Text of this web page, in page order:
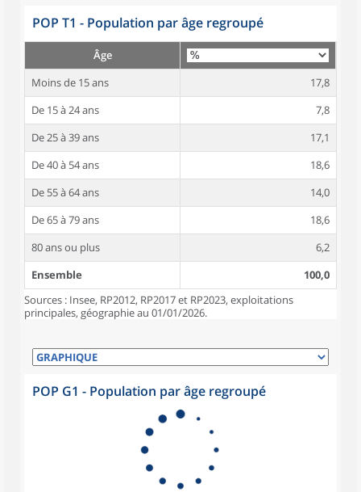
POP T1 - Population par âge regroupé
Âge
Moins de 15 ans
17,8
De 15 à 24 ans
7,8
De 25 à 39 ans
17,1
De 40 à 54 ans
18,6
De 55 à 64 ans
14,0
De 65 à 79 ans
18,6
80 ans ou plus
6,2
Ensemble
100,0
Sources : Insee, RP2012, RP2017 et RP2023, exploitations
principales, géographie au 01/01/2026.
POP G1 - Population par âge regroupé